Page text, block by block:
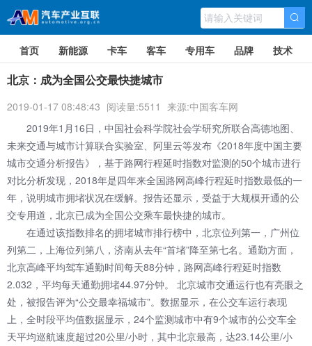
首页 新能源 卡车 客车 专用车 品牌 技术
北京：成为全国公交最快捷城市
2019-01-17 08:48:43 阅读量:5511
来源:中国客车网
2019年1月16日，中国社会科学院社会学研究所联合高德地图、
未来交通与城市计算联合实验室、阿里云等发布《2018年度中国主要
城市交通分析报告》，基于路网行程延时指数对监测的50个城市进行
对比分析发现，2018年是四年来全国路网高峰行程延时指数最低的一
年，说明城市拥堵状况在缓解。报告还显示，受益于大规模开通的公
交专用道，北京已成为全国公交乘车最快捷的城市。
在通过该指数排名的拥堵城市排行榜中，北京位列第一，广州位
列第二，上海位列第八，济南从去年“首堵”降至第七名。通勤方面，
北京高峰平均驾车通勤时间每天88分钟，路网高峰行程延时指数
2.032，平均每天通勤拥堵44.97分钟。 北京城市交通运行也有亮眼之
处，被报告评为“公交最幸福城市”。数据显示，在公交车运行表现
上，全时段平均值数据显示，24个监测城市中有9个城市的公交车全
天平均巡航速度超过20公里/小时，其中北京最高，达23.14公里/小